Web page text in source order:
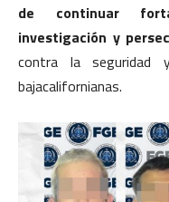
de continuar
investigación y
contra la seguridad
bajacalifornianas.